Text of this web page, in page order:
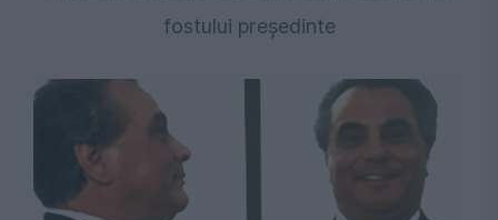
fostului președinte